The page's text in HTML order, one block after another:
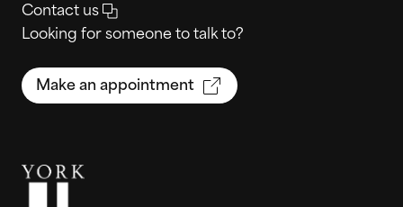
Contact us
Looking for someone to talk to?
Make an appointment